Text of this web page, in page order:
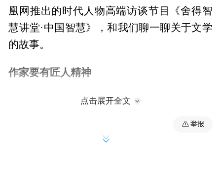
凰网推出的时代人物高端访谈节目《舍得智
慧讲堂·中国智慧》，和我们聊一聊关于文学
的故事。
作家要有匠人精神
张悦然，这个从14岁就开始写作的女孩，如
自己想要的自由？张悦然回应，阅读是一件
点击展开全文
举报